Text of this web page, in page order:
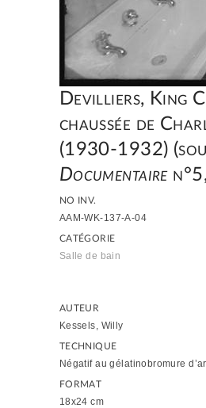
Devilliers, King
chaussée de
(1930-1932)
Documentaire
NO INV.
AAM-WK-137-A-04
CATÉGORIE
Salle de bain
AUTEUR
Kessels, Willy
TECHNIQUE
Négatif au gélatinobromure
FORMAT
18x24 cm